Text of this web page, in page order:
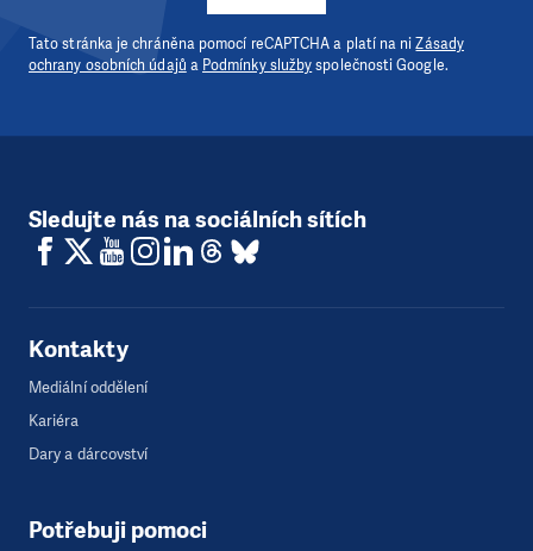
Tato stránka je chráněna pomocí reCAPTCHA a platí na niZásady
ochrany osobních údajů a Podmínky službyspolečnosti Google.
Sledujte nás na sociálních sítích
Kontakty
Mediální oddělení
Kariéra
Dary a dárcovství
Potřebuji pomoci